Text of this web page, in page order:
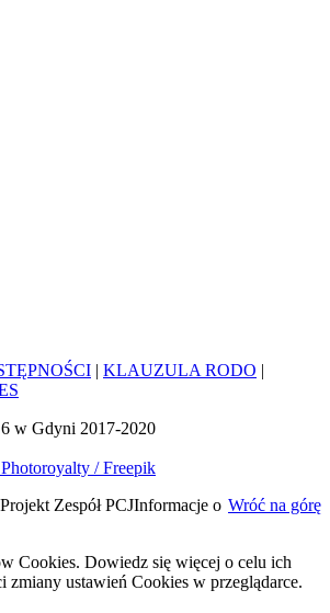
| KLAUZULA RODO |
w Gdyni 2017-2020
/ Freepik
Zespół PCJ Wróć na górę
Informacje o
Cookies. Dowiedz się więcej o celu ich
zmiany ustawień Cookies w przeglądarce.